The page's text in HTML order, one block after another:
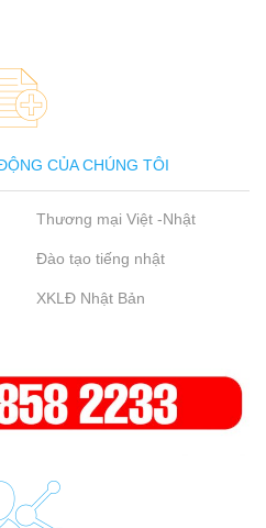
CỦA CHÚNG TÔI
Thương mại Việt -Nhật
Đào tạo tiếng nhật
XKLĐ Nhật Bản